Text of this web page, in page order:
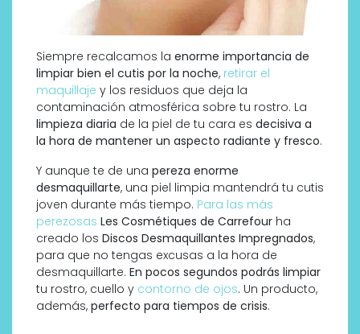
Siempre recalcamos la enorme importancia de
limpiar bien el cutis por la noche, retirar el
maquillaje y los residuos que deja la
contaminación atmosférica sobre tu rostro. La
limpieza diaria de la piel de tu cara es decisiva a
la hora de mantener un aspecto radiante y fresco.
Y aunque te de una pereza enorme
desmaquillarte, una piel limpia mantendrá tu cutis
joven durante más tiempo. Para las más
perezosas Les Cosmétiques de Carrefour ha
creado los Discos Desmaquillantes Impregnados,
para que no tengas excusas a la hora de
desmaquillarte. En pocos segundos podrás limpiar
tu rostro, cuello y contorno de ojos. Un producto,
además, perfecto para tiempos de crisis.